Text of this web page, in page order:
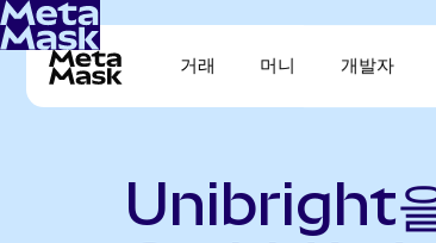
거래 머니 개발자
Unibright